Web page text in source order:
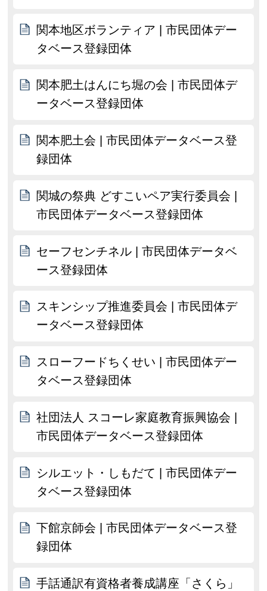
関本地区ボランティア | 市民団体デー
タベース登録団体
関本肥土はんにち堀の会 | 市民団体デ
ータベース登録団体
関本肥土会 | 市民団体データベース登
録団体
関城の祭典 どすこいペア実行委員会 |
市民団体データベース登録団体
セーフセンチネル | 市民団体データベ
ース登録団体
スキンシップ推進委員会 | 市民団体デ
ータベース登録団体
スローフードちくせい | 市民団体デー
タベース登録団体
社団法人 スコーレ家庭教育振興協会 |
市民団体データベース登録団体
シルエット・しもだて | 市民団体デー
タベース登録団体
下館京師会 | 市民団体データベース登
録団体
手話通訳有資格者養成講座「さくら」